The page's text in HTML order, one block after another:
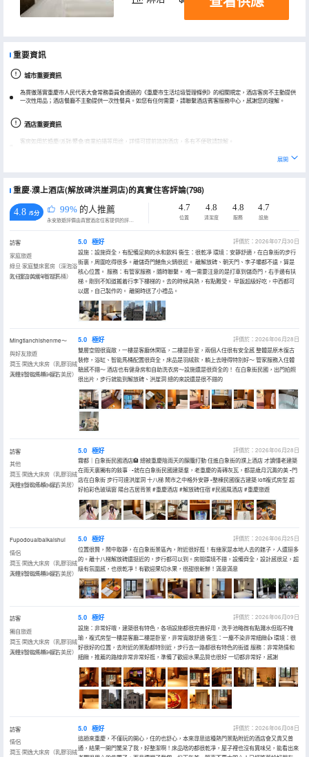
重要資訊
城市重要資訊
為貫徹落實重慶市人民代表大會常務委員會通過的《重慶市生活垃圾管理條例》的相關規定，酒店客房不主動提供
一次性用品；酒店餐廳不主動提供一次性餐具。如您有任何需要，請聯繫酒店賓客服務中心，感謝您的理解。
酒店重要資訊
客房如用於婚慶/派對/聚會/商業拍攝等用途，詳情可提前諮詢酒店，多有不便敬請諒解。
展開
重慶·濮上酒店(解放碑洪崖洞店)的真實住客評論(798)
4.8 /5分 99% 的人推薦
永安旅遊評價由真實酒店住客提供的評價。
4.7
位置
4.8
清潔度
4.8
服務
4.7
設施
訪客
家庭旅遊
綠旦·家庭雙床套房（深泡浴
缸+復古美居+智能馬桶）
入住於2026年07月
5.0 極好
評價於：2026年07月30日
設施：設施齊全，有配備足夠的水和飲料 衞生：很乾凈 環境：安靜舒適，在白象街的步行
街裏，周圍吃得很多。離儲奇門鱔魚火鍋很近。 離解放碑、朝天門、李子壩都不遠，算是
核心位置。 服務：有管家服務，隨時聯繫。 唯一需要注意的是打車到儲奇門，右手邊有扶
梯。剛到不知道搬着行李下樓梯的。去的時候具熱，有點難受。 早飯超級好吃，中西都可
以選，自己製作的。 離開時送了小禮品。
Mingtianchishenme～
與好友旅遊
潤玉·閑逸大床房（乳膠羽絨
深睡+智能馬桶+復古美居）
入住於2026年06月
5.0 極好
評價於：2026年06月28日
雙層空間很寬敞，一樓是客廳休閑區，二樓是卧室，兩個人住很有安全感 整體是原木復古
裝修，浴缸、智能馬桶配置很齊全，床品是羽絨款，躺上去睡得特別好～ 管家服務入住體
驗感不錯～ 酒店也有健身房和自助洗衣房～設施還是很齊全的！ 在白象街民國，出門拍照
很出片，步行就能到解放碑、洪崖洞 總的來説還是很不錯的
訪客
其他
潤玉·閑逸大床房（乳膠羽絨
深睡+智能馬桶+復古美居）
入住於2026年06月
5.0 極好
評價於：2026年06月28日
霧都｜白象街民國酒店🏨 總被重慶陰雨天的朦朧打動 住進白象街的濮上酒店 才讀懂老建築
在雨天裏獨有的敍事 · ▫️就在白象街民國建築羣，老重慶的青磚灰瓦，都是歲月沉澱的美 ▫️門
店在白象街 步行可達洪崖洞 十八梯 鬧市之中格外安靜 ▫️整棟民國復古建築 loft複式房型 超
好拍彩色玻璃窗 陽台古居背景 #重慶酒店 #解放碑住宿 #民國風酒店 #重慶旅遊
Fupodouaibaikaishui
情侶
潤玉·閑逸大床房（乳膠羽絨
深睡+智能馬桶+復古美居）
入住於2026年06月
5.0 極好
評價於：2026年06月25日
位置很贊，鬧中取靜，在白象街景區內，附近很好逛！有幾家是本地人去的館子，人還挺多
的。離十八梯解放碑還挺近的，步行都可以到。房間環境不錯，設備齊全，設計感很足，超
級有氛圍感，也很乾凈！有歡迎果切水果，很甜很新鮮！滿意滿意
訪客
獨自旅遊
潤玉·閑逸大床房（乳膠羽絨
深睡+智能馬桶+復古美居）
入住於2026年06月
5.0 極好
評價於：2026年06月09日
設施：非常好哦，建築很有特色，各項設施都很完善好用，洗手池略微有點濺水但瑕不掩
瑜，複式房型一樓是客廳二樓是卧室，非常寬敞舒適 衞生：一塵不染非常細緻👍 環境：很
好很好的位置，去附近的景點都特別近，步行去一路都很有特色的街道 服務：非常熱情和
細緻，推薦的路線非常非常好逛，準備了歡迎水果品質也很好 一切都非常好，感謝
訪客
情侶
潤玉·閑逸大床房（乳膠羽絨
5.0 極好
評價於：2026年06月08日
這趟來重慶，不僅玩的開心，住的也舒心，本來尋思這種熱門景點附近的酒店會又貴又普
通，結果一開門驚呆了我，好整潔啊！床品啥的都很乾凈，屋子裡也沒有異味兒，能看出來